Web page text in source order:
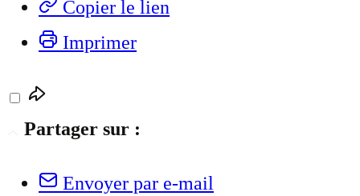
Copier le lien
Imprimer
Partager sur :
Envoyer par e-mail